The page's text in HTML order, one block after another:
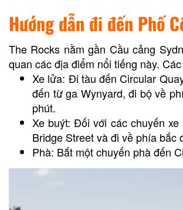
Hướng dẫn đi đến Phố
The Rocks nằm gần Cầu cảng
quan các địa điểm nổi tiếng này.
Xe lửa: Đi tàu đến Circular
đến từ ga Wynyard, đi bộ về
phút.
Xe buýt: Đối với các chuyến
Bridge Street và đi về phía bắc
Phà: Bắt một chuyến phà đến